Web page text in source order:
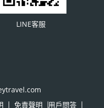
LINE客服
免責聲明 用戶問答